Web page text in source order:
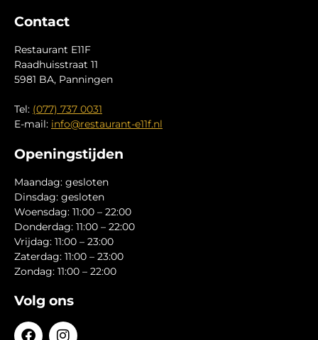
Contact
Restaurant E11F
Raadhuisstraat 11
5981 BA, Panningen
Tel: (077) 737 0031
E-mail: info@restaurant-e11f.nl
Openingstijden
Maandag: gesloten
Dinsdag: gesloten
Woensdag: 11:00 – 22:00
Donderdag: 11:00 – 22:00
Vrijdag: 11:00 – 23:00
Zaterdag: 11:00 – 23:00
Zondag: 11:00 – 22:00
Volg ons